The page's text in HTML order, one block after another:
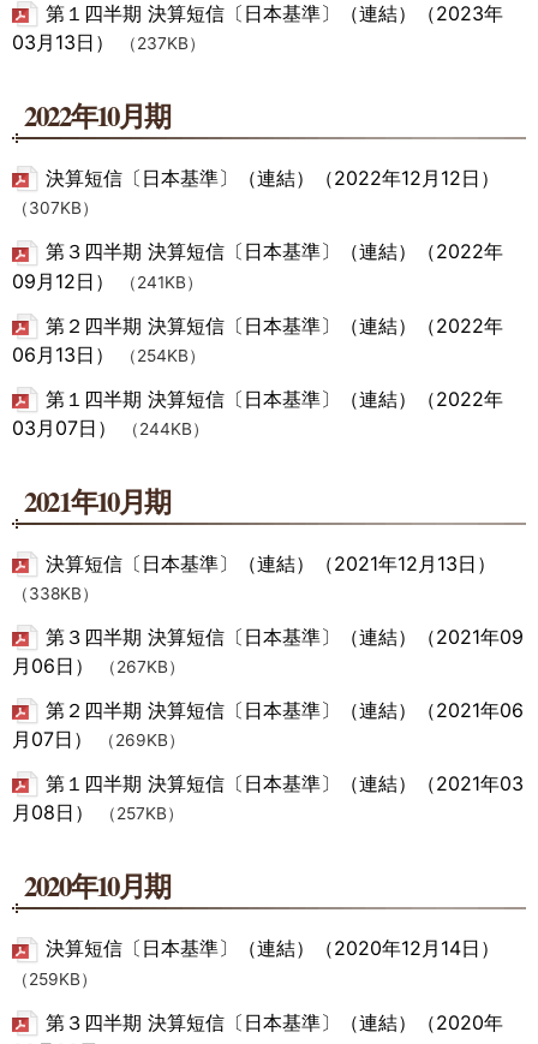
第１四半期 決算短信〔日本基準〕（連結）（2023年
03月13日）
（237KB）
2022年10月期
決算短信〔日本基準〕（連結）（2022年12月12日）
（307KB）
第３四半期 決算短信〔日本基準〕（連結）（2022年
09月12日）
（241KB）
第２四半期 決算短信〔日本基準〕（連結）（2022年
06月13日）
（254KB）
第１四半期 決算短信〔日本基準〕（連結）（2022年
03月07日）
（244KB）
2021年10月期
決算短信〔日本基準〕（連結）（2021年12月13日）
（338KB）
第３四半期 決算短信〔日本基準〕（連結）（2021年09
月06日）
（267KB）
第２四半期 決算短信〔日本基準〕（連結）（2021年06
月07日）
（269KB）
第１四半期 決算短信〔日本基準〕（連結）（2021年03
月08日）
（257KB）
2020年10月期
決算短信〔日本基準〕（連結）（2020年12月14日）
（259KB）
第３四半期 決算短信〔日本基準〕（連結）（2020年